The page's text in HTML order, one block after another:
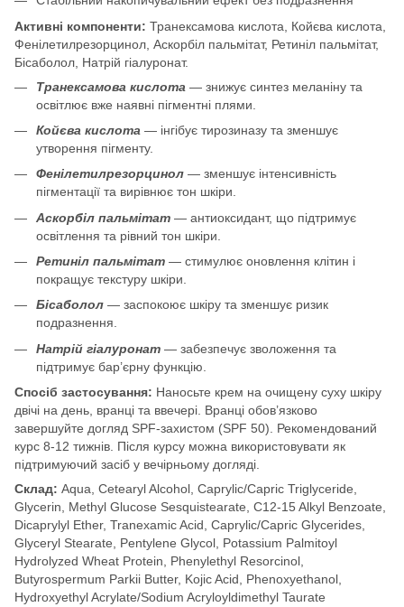
Активні компоненти: Транексамова кислота, Койєва кислота,
Фенілетилрезорцинол, Аскорбіл пальмітат, Ретиніл пальмітат,
Бісаболол, Натрій гіалуронат.
Транексамова кислота — знижує синтез меланіну та
освітлює вже наявні пігментні плями.
Койєва кислота — інгібує тирозиназу та зменшує
утворення пігменту.
Фенілетилрезорцинол — зменшує інтенсивність
пігментації та вирівнює тон шкіри.
Аскорбіл пальмітат — антиоксидант, що підтримує
освітлення та рівний тон шкіри.
Ретиніл пальмітат — стимулює оновлення клітин і
покращує текстуру шкіри.
Бісаболол — заспокоює шкіру та зменшує ризик
подразнення.
Натрій гіалуронат — забезпечує зволоження та
підтримує бар’єрну функцію.
Спосіб застосування: Наносьте крем на очищену суху шкіру
двічі на день, вранці та ввечері. Вранці обов’язково
завершуйте догляд SPF-захистом (SPF 50). Рекомендований
курс 8-12 тижнів. Після курсу можна використовувати як
підтримуючий засіб у вечірньому догляді.
Склад: Aqua, Cetearyl Alcohol, Caprylic/Capric Triglyceride,
Glycerin, Methyl Glucose Sesquistearate, C12-15 Alkyl Benzoate,
Dicaprylyl Ether, Tranexamic Acid, Caprylic/Capric Glycerides,
Glyceryl Stearate, Pentylene Glycol, Potassium Palmitoyl
Hydrolyzed Wheat Protein, Phenylethyl Resorcinol,
Butyrospermum Parkii Butter, Kojic Acid, Phenoxyethanol,
Hydroxyethyl Acrylate/Sodium Acryloyldimethyl Taurate